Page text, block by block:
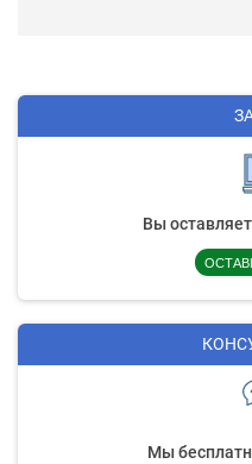
Вы
Мы